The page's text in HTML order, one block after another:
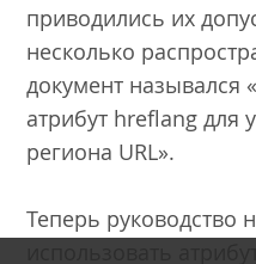
приводились их
несколько
документ назывался
атрибут hreflang для
региона URL».
Теперь руководство